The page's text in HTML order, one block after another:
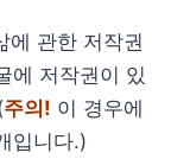
에 관한 저작권
에 저작권이 있
주의! 이 경우에
입니다.)